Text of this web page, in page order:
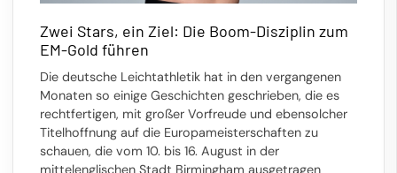
Zwei Stars, ein Ziel: Die Boom-Disziplin zum
EM-Gold führen
Die deutsche Leichtathletik hat in den vergangenen
Monaten so einige Geschichten geschrieben, die es
rechtfertigen, mit großer Vorfreude und ebensolcher
Titelhoffnung auf die Europameisterschaften zu
schauen, die vom 10. bis 16. August in der
mittelenglischen Stadt Birmingham ausgetragen